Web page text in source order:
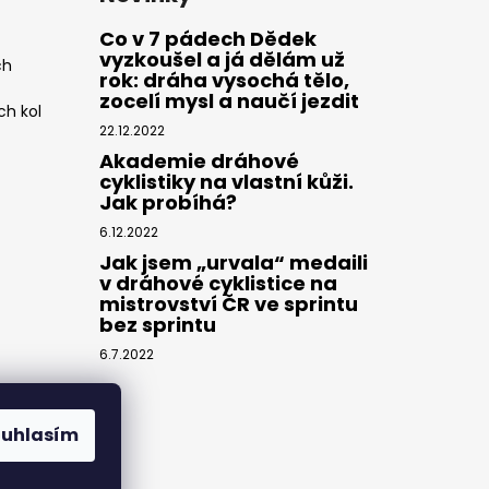
kol
Co v 7 pádech Dědek
vyzkoušel a já dělám už
rok: dráha vysochá tělo,
zocelí mysl a naučí jezdit
22.12.2022
Akademie dráhové
cyklistiky na vlastní kůži.
Jak probíhá?
6.12.2022
Jak jsem „urvala“ medaili
v dráhové cyklistice na
mistrovství ČR ve sprintu
bez sprintu
6.7.2022